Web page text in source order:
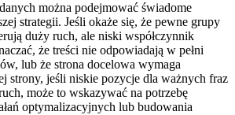
można podejmować świadome
strategii. Jeśli okaże się, że pewne grupy
duży ruch, ale niski współczynnik
że treści nie odpowiadają w pełni
lub że strona docelowa wymaga
strony, jeśli niskie pozycje dla ważnych fraz
może to wskazywać na potrzebę
optymalizacyjnych lub budowania